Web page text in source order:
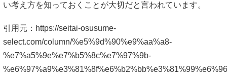
い考え方を知っておくことが大切だと言われています。
引用元： https://seitai-osusume-
select.com/column/%e5%9d%90%e9%aa%a8-
%e7%a5%9e%e7%b5%8c%e7%97%9b-